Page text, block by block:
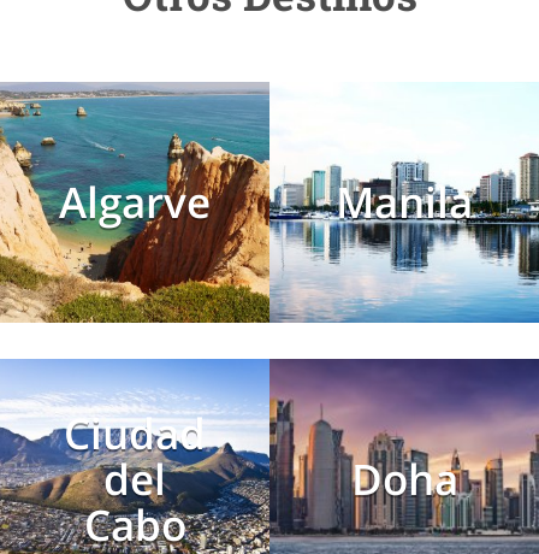
Algarve Manila
Ciudad
del
Cabo
Doha